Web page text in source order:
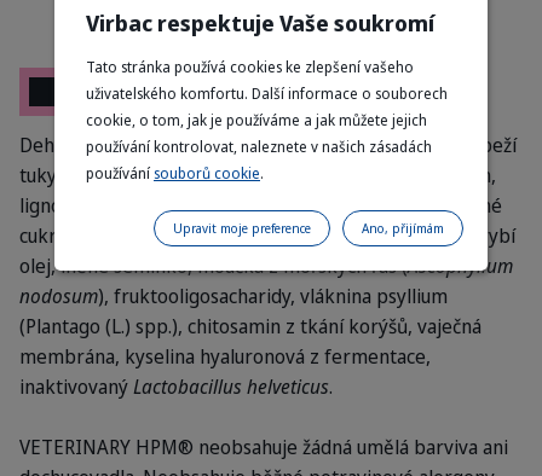
Složení
Dehydratované vepřové a drůbeží proteiny, rýže, drůbeží
tuky, hydrolyzované vepřové a drůbeží proteiny, hrách,
lignocelulóza, minerální látky, hrachová vláknina, sušené
cukrovarské řízky, inaktivované pivovarské kvasnice, rybí
olej, lněné semínko, moučka z mořských řas (Ascophyllum
nodosum), fruktooligosacharidy, vláknina psyllium
(Plantago (L.) spp.), chitosamin z tkání korýšů, vaječná
membrána, kyselina hyaluronová z fermentace,
inaktivovanýLactobacillus helveticus.
VETERINARY HPM® neobsahuje žádná umělá barviva ani
Virbac respektuje Vaše soukromí
Tato stránka používá cookies ke zlepšení vašeho
uživatelského komfortu. Další informace o souborech
cookie, o tom, jak je používáme a jak můžete jejich
používání kontrolovat, naleznete v našich zásadách
používání souborů cookie.
Ano, přijímám
Upravit moje preference